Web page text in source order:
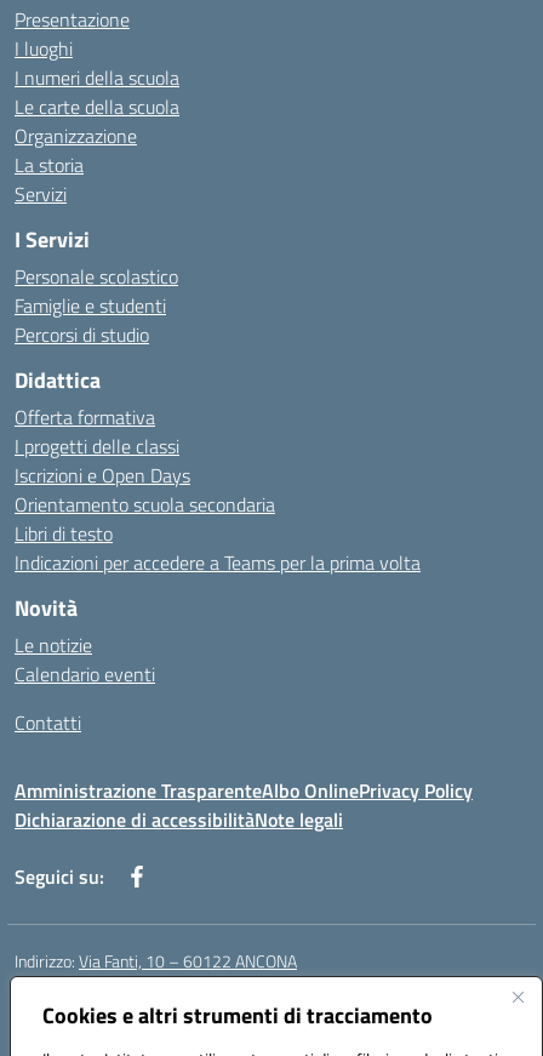
Cookies e altri strumenti di tracciamento
Presentazione
I luoghi
I numeri della scuola
Le carte della scuola
Organizzazione
La storia
Servizi
I Servizi
Personale scolastico
Famiglie e studenti
Percorsi di studio
Didattica
Offerta formativa
I progetti delle classi
Iscrizioni e Open Days
Orientamento scuola secondaria
Libri di testo
Indicazioni per accedere a Teams per la prima volta
Novità
Le notizie
Calendario eventi
Contatti
Amministrazione TrasparenteAlbo OnlinePrivacy Policy
Dichiarazione di accessibilitàNote legali
Seguici su:
Indirizzo:Via Fanti, 10 – 60122 ANCONA
Centralino:
Posta elettronica certificata (PEC):anic813007@pec.istruzione.it